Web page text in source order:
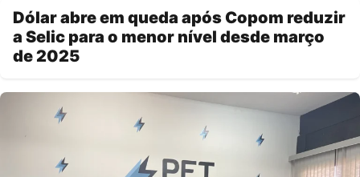
Dólar abre em queda após Copom reduzir
a Selic para o menor nível desde março
de 2025